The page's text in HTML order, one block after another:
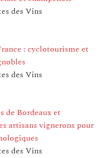
des Vins
: cyclotourisme et
des Vins
de Bordeaux et
artisans vignerons pour
des Vins